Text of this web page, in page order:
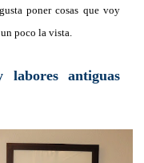
poner cosas que voy
poco la vista.
antiguas